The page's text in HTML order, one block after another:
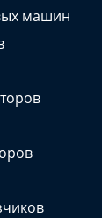
машин